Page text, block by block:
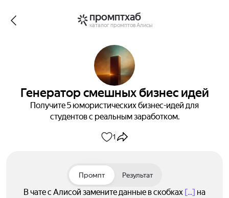
промптхаб
каталог промптов Алисы
Генератор смешных бизнес идей
Получите 5 юмористических бизнес-идей для
студентов с реальным заработком.
1
Промпт Результат
В чате с Алисой замените данные в скобках [...] на